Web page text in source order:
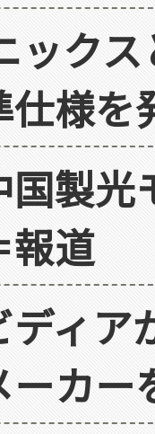
ック
様を
製光
報道
ィア
ーカー